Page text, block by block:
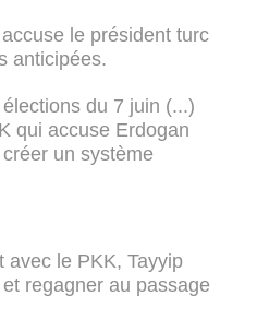
le président turc
anticipées.
du 7 juin (...)
qui accuse Erdogan
un système
avec le PKK, Tayyip
regagner au passage